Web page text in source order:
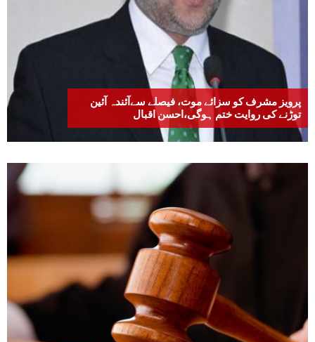
پرویز مشرف کو سزائے موت، فیصلے سےآئندہ آئین
توڑنے کی روایت ختم ہوگی،احسن اقبال